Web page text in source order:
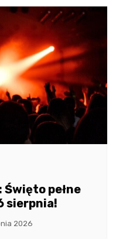
pełne
sierpnia!
2026